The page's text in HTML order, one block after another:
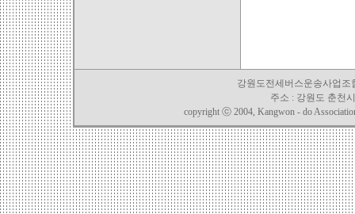
강원도전세버스운송사업조
주소 : 강원도 춘천
copyright ⓒ 2004, Kangwon - do